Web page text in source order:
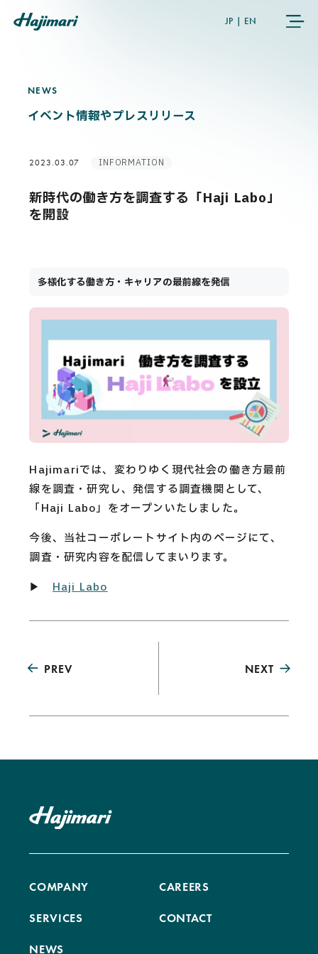
JP EN
COMPANY
NEWS
MEMBERS
CAREERS
CONTACT
Privacy Policy
NEWS
NEWS
イベント情報やプレスリリース
2023.03.07 INFORMATION
新時代の働き方を調査する「Haji Labo」
を開設
多様化する働き方・キャリアの最前線を発信
Hajimariでは、変わりゆく現代社会の働き方最前
線を調査・研究し、発信する調査機関として、
「Haji Labo」をオープンいたしました。
今後、当社コーポレートサイト内のページにて、
調査・研究内容を配信してまいります。
▶︎Haji Labo
PREV NEXT
COMPANY
SERVICES
NEWS
CAREERS
CONTACT